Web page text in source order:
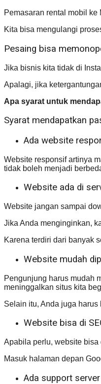
Pemasaran rental mobil
Kita bisa mengulangi
Pesaing bisa
Jika bisnis kita tidak di
Apalagi, jika
Apa syarat untuk
Syarat mendapatkan
Ada website
Website responsif artinya
tidak boleh menjadi
Website ada di
Website jangan sampai
Jika Anda menginginkan,
Karena terdiri dari banyak
Website mudah
Pengunjung harus mudah
meninggalkan situs kita
Selain itu, Anda juga
Website bisa di
Apabila perlu, website bisa
Masuk halaman depan
Ada support